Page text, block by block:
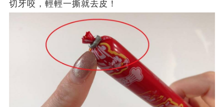
切牙咬，輕輕一撕就去皮！